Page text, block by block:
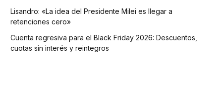
Lisandro: «La idea del Presidente Milei es llegar a
retenciones cero»
Cuenta regresiva para el Black Friday 2026: Descuentos,
cuotas sin interés y reintegros